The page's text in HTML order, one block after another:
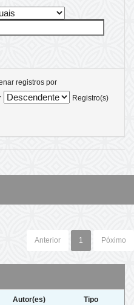
registros por
Registro(s)
Anterior 1 Póximo
Autor(es) Tipo